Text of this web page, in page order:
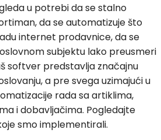
u potrebi da se stalno
da se automatizuje što
internet prodavnice, da se
subjektu lako preusmeri
softver predstavlja značajnu
a pre svega uzimajući u
rada sa artiklima,
i dobavljačima. Pogledajte
smo implementirali.